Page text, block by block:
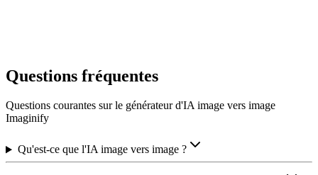
Questions fréquentes
Questions courantes sur le générateur d'IA image vers image
Imaginify
Qu'est-ce que l'IA image vers image ?